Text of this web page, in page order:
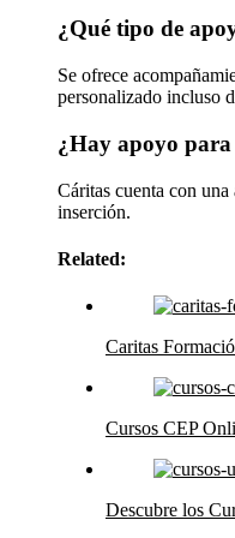
¿Qué tipo de
Se ofrece
personalizado incluso
¿Hay apoyo para
Cáritas cuenta con
inserción.
Related:
Caritas
Cursos CEP
Descubre los